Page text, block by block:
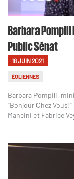
Barbara Pompili
Public Sénat
18 JUIN 2021
ÉOLIENNES
Barbara Pompili,
"Bonjour Chez
Mancini et Fabrice